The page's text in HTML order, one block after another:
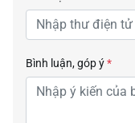
Bình luận, góp ý*